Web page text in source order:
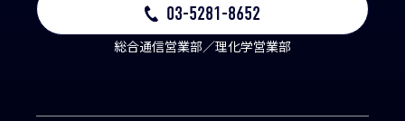
03-5281-8652
総合通信営業部／理化学営業部